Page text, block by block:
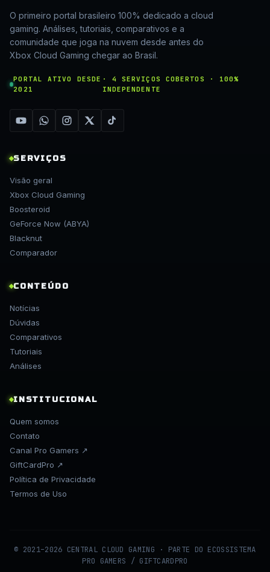
O primeiro portal brasileiro 100% dedicado a cloud
gaming. Análises, tutoriais, comparativos e a
comunidade que joga na nuvem desde antes do
Xbox Cloud Gaming chegar ao Brasil.
PORTAL ATIVO DESDE
2021
· 4 SERVIÇOS COBERTOS · 100%
INDEPENDENTE
SERVIÇOS
Visão geral
Xbox Cloud Gaming
Boosteroid
GeForce Now (ABYA)
Blacknut
Comparador
CONTEÚDO
Notícias
Dúvidas
Comparativos
Tutoriais
Análises
INSTITUCIONAL
Quem somos
Contato
Canal Pro Gamers ↗
GiftCardPro ↗
Política de Privacidade
Termos de Uso
© 2021–2026 CENTRAL CLOUD GAMING · PARTE DO ECOSSISTEMA
PRO GAMERS / GIFTCARDPRO